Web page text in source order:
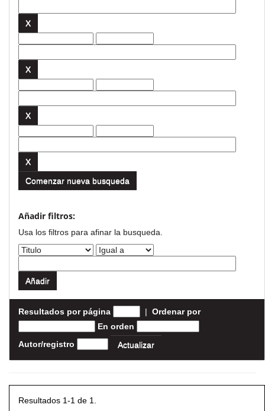
Comenzar nueva busqueda
Añadir filtros:
Usa los filtros para afinar la busqueda.
Resultados por página | Ordenar por
En orden
Autor/registro
Resultados 1-1 de 1.